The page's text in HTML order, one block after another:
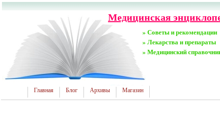
Медицинская
» Советы и рекомендации
» Лекарства и препараты
» Медицинский
Главная Блог Архивы Магазин